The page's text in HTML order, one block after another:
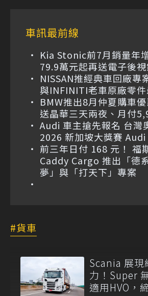
車訊最前線
Kia Stonic前7月銷量年
79.9萬元起再送電子後視
NISSAN推經典車回廠
與INFINITI老車原廠零
BMW推出8月仲夏購車
送晶華三天兩夜、月付
Audi 車主搶先報名 台灣
2026 新加坡大獎賽 Audi
前三年日付 168 元！ 福
Caddy Cargo 推出「德
夢」與「打天下」專案
貨車
Scania 展現
力！Super
適用HVO，